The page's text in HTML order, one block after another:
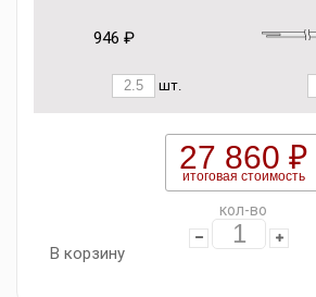
946 ₽
шт.
27 860 ₽
итоговая стоимость
кол-во
В корзину